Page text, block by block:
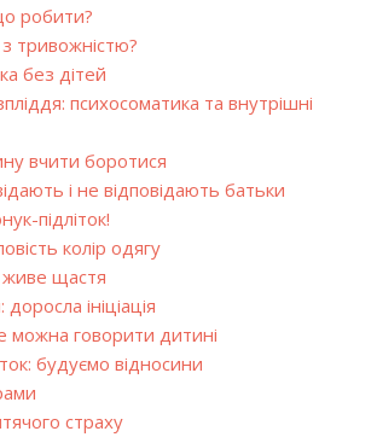
робити?
тривожністю?
без дітей
психосоматика та внутрішні
вчити боротися
і не відповідають батьки
підліток!
колір одягу
щастя
доросла ініціація
можна говорити дитині
будуємо відносини
страху